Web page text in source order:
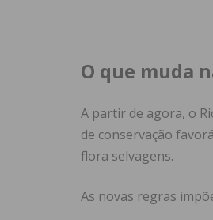
O que muda
A partir de agora, o
de conservação
flora selvagens.
As novas regras